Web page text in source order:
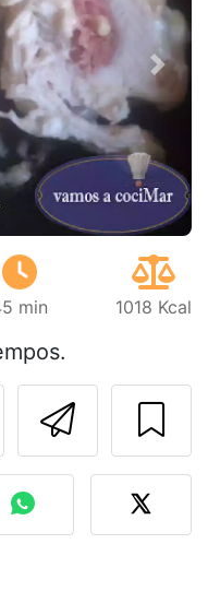
min 1018 Kcal
Imprimir
al autor
de esta